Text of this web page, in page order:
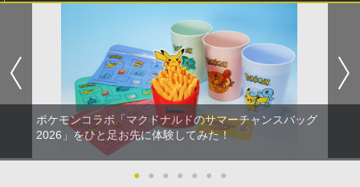
ポケモンコラボ「マクドナルドのサマーチャンスバッグ
2026」をひと足お先に体験してみた！
● ● ● ● ● ● ●